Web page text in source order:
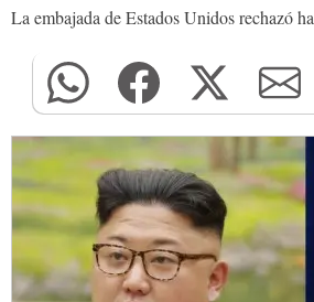
La embajada de Estados Unidos rechazó